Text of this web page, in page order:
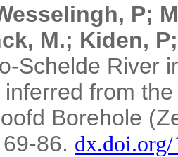
P;
M.; Kiden,
Schelde River
from
Borehole
69-86. dx.doi.org/